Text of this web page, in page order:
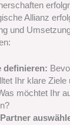
Allianz
und
definieren:
Ihr klare Ziele
möchtet Ihr